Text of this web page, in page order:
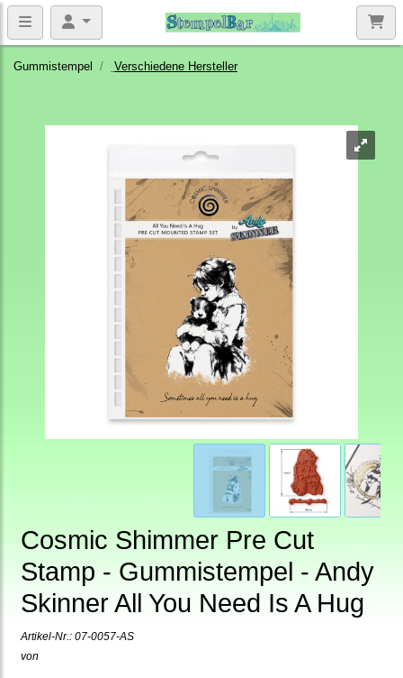
Gummistempel Verschiedene Hersteller
Cosmic Shimmer Pre Cut
Stamp - Gummistempel - Andy
Skinner All You Need Is A Hug
Artikel-Nr.: 07-0057-AS
von